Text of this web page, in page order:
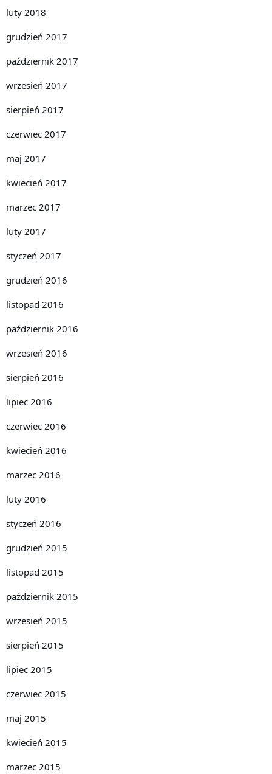
luty 2018
grudzień 2017
październik 2017
wrzesień 2017
sierpień 2017
czerwiec 2017
maj 2017
kwiecień 2017
marzec 2017
luty 2017
styczeń 2017
grudzień 2016
listopad 2016
październik 2016
wrzesień 2016
sierpień 2016
lipiec 2016
czerwiec 2016
kwiecień 2016
marzec 2016
luty 2016
styczeń 2016
grudzień 2015
listopad 2015
październik 2015
wrzesień 2015
sierpień 2015
lipiec 2015
czerwiec 2015
maj 2015
kwiecień 2015
marzec 2015